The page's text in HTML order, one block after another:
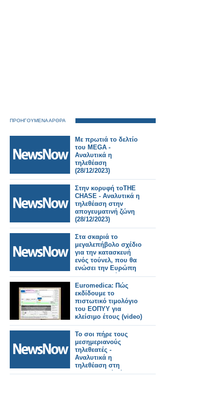
ΠΡΟΗΓΟΥΜΕΝΑ ΑΡΘΡΑ
Με πρωτιά το δελτίο
του MEGA -
Αναλυτικά η
τηλεθέαση
(28/12/2023)
Στην κορυφή τοTHE
CHASE - Αναλυτικά η
τηλεθέαση στην
απογευματινή ζώνη
(28/12/2023)
Στα σκαριά το
μεγαλεπήβολο σχέδιο
για την κατασκευή
ενός τούνελ, που θα
ενώσει την Ευρώπη
με την Αφρική.
Euromedica: Πώς
εκδίδουμε το
πιστωτικό τιμολόγιο
του ΕΟΠΥΥ για
κλείσιμο έτους (video)
Το σοι πήρε τους
μεσημεριανούς
τηλεθεατές -
Αναλυτικά η
τηλεθέαση στη
μεσημεριανή ζώνη